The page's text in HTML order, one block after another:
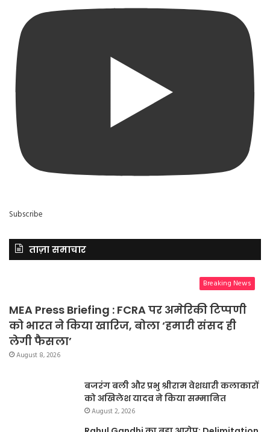
Subscribe
ताज़ा समाचार
Breaking News
MEA Press Briefing : FCRA पर अमेरिकी टिप्पणी
को भारत ने किया खारिज, बोला ‘हमारी संसद ही
लेगी फैसला’
August 8, 2026
बजरंग बली और प्रभु श्रीराम वेशधारी कलाकारों
को अखिलेश यादव ने किया सम्मानित
August 2, 2026